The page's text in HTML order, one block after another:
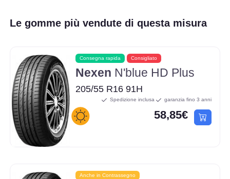
Le gomme più vendute di questa misura
Consegna rapida Consigliato
Nexen N'blue HD Plus
205/55 R16 91H
Spedizione inclusa garanzia fino 3 anni
58,85€
Anche in Contrassegno